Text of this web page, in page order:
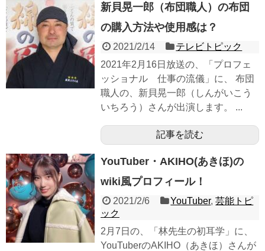
新貝晃一郎（布団職人）の布団
の購入方法や使用感は？
2021/2/14
テレビトピック
2021年2月16日放送の、「プロフェ
ッショナル 仕事の流儀」に、 布団
職人の、新貝晃一郎（しんがいこう
いちろう）さんが出演します。 ...
記事を読む
YouTuber・AKIHO(あきほ)の
wiki風プロフィール！
2021/2/6 YouTuber,芸能トピ
ック
2月7日の、「林先生の初耳学」に、
YouTuberのAKIHO（あきほ）さんが